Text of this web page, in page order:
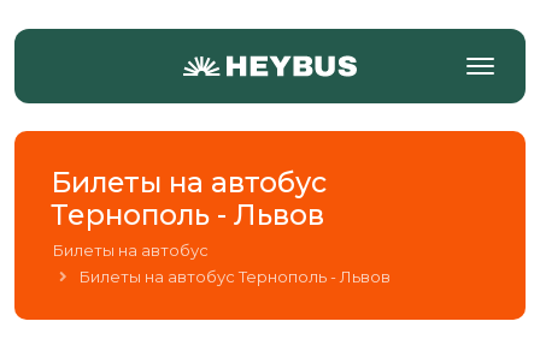
Билеты на автобус
Тернополь - Львов
Билеты на автобус
Билеты на автобус Тернополь - Львов